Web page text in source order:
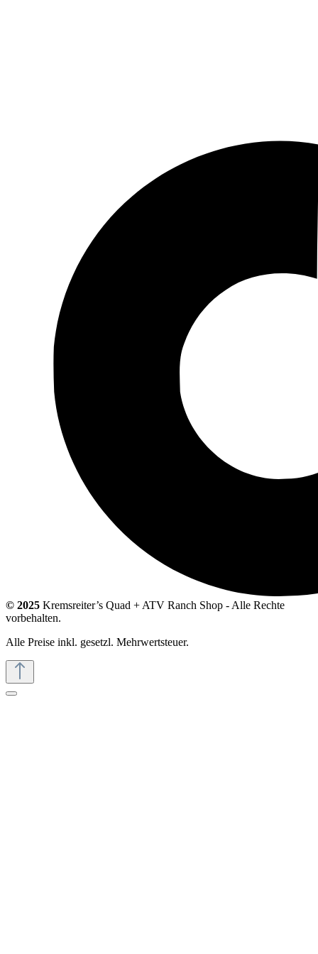
© 2025 Kremsreiter’s Quad + ATV Ranch Shop - Alle Rechte
vorbehalten.
Alle Preise inkl. gesetzl. Mehrwertsteuer.